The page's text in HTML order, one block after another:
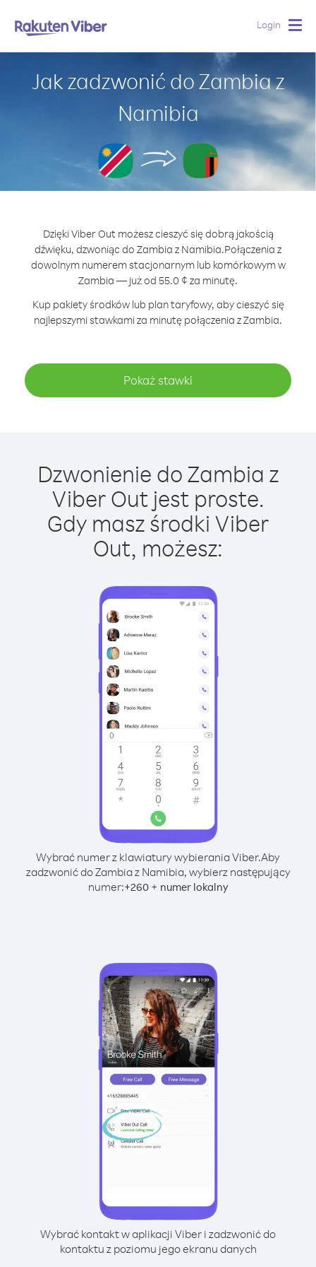
Login
Jak zadzwonić do Zambia z
Namibia
Dzięki Viber Out możesz cieszyć się dobrą jakością
dźwięku, dzwoniąc do Zambia z Namibia.Połączenia z
dowolnym numerem stacjonarnym lub komórkowym w
Zambia — już od 55.0 ¢ za minutę.
Kup pakiety środków lub plan taryfowy, aby cieszyć się
najlepszymi stawkami za minutę połączenia z Zambia.
Pokaż stawki
Dzwonienie do Zambia z
Viber Out jest proste.
Gdy masz środki Viber
Out, możesz:
Wybrać numer z klawiatury wybierania Viber.Aby
zadzwonić do Zambia z Namibia, wybierz następujący
numer:+260+ numer lokalny
Wybrać kontakt w aplikacji Viber i zadzwonić do
kontaktu z poziomu jego ekranu danych